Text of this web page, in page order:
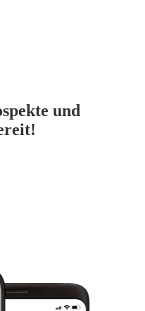
und